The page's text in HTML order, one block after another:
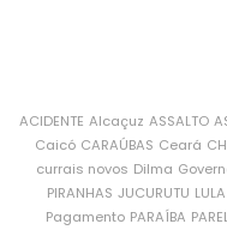
ACIDENTE Alcaçuz ASSALTO
Caicó CARAÚBAS Ceará
currais novos Dilma
PIRANHAS JUCURUTU LULA
Pagamento PARAÍBA